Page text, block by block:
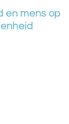
en mens op